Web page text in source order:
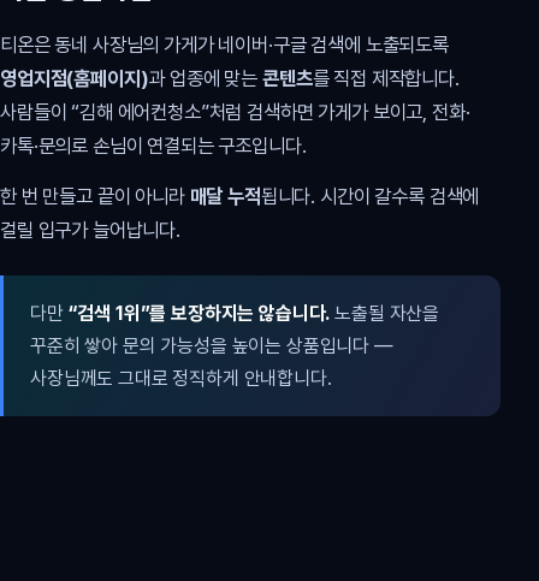
티온은 동네 사장님의 가게가 네이버·구글 검색에 노출되도록
영업지점(홈페이지)과 업종에 맞는 콘텐츠를 직접 제작합니다.
사람들이 “김해 에어컨청소”처럼 검색하면 가게가 보이고, 전화·
카톡·문의로 손님이 연결되는 구조입니다.
한 번 만들고 끝이 아니라 매달 누적됩니다. 시간이 갈수록 검색에
걸릴 입구가 늘어납니다.
다만 “검색 1위”를 보장하지는 않습니다. 노출될 자산을
꾸준히 쌓아 문의 가능성을 높이는 상품입니다 —
사장님께도 그대로 정직하게 안내합니다.